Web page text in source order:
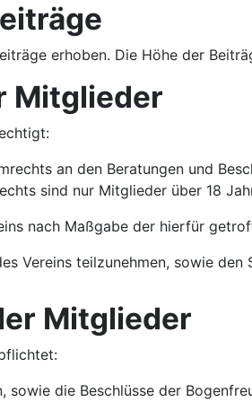
erhoben. Die Höhe der
Mitglieder
an den Beratungen und
sind nur Mitglieder über 18
nach Maßgabe der hierfür
Vereins teilzunehmen, sowie
Mitglieder
sowie die Beschlüsse der